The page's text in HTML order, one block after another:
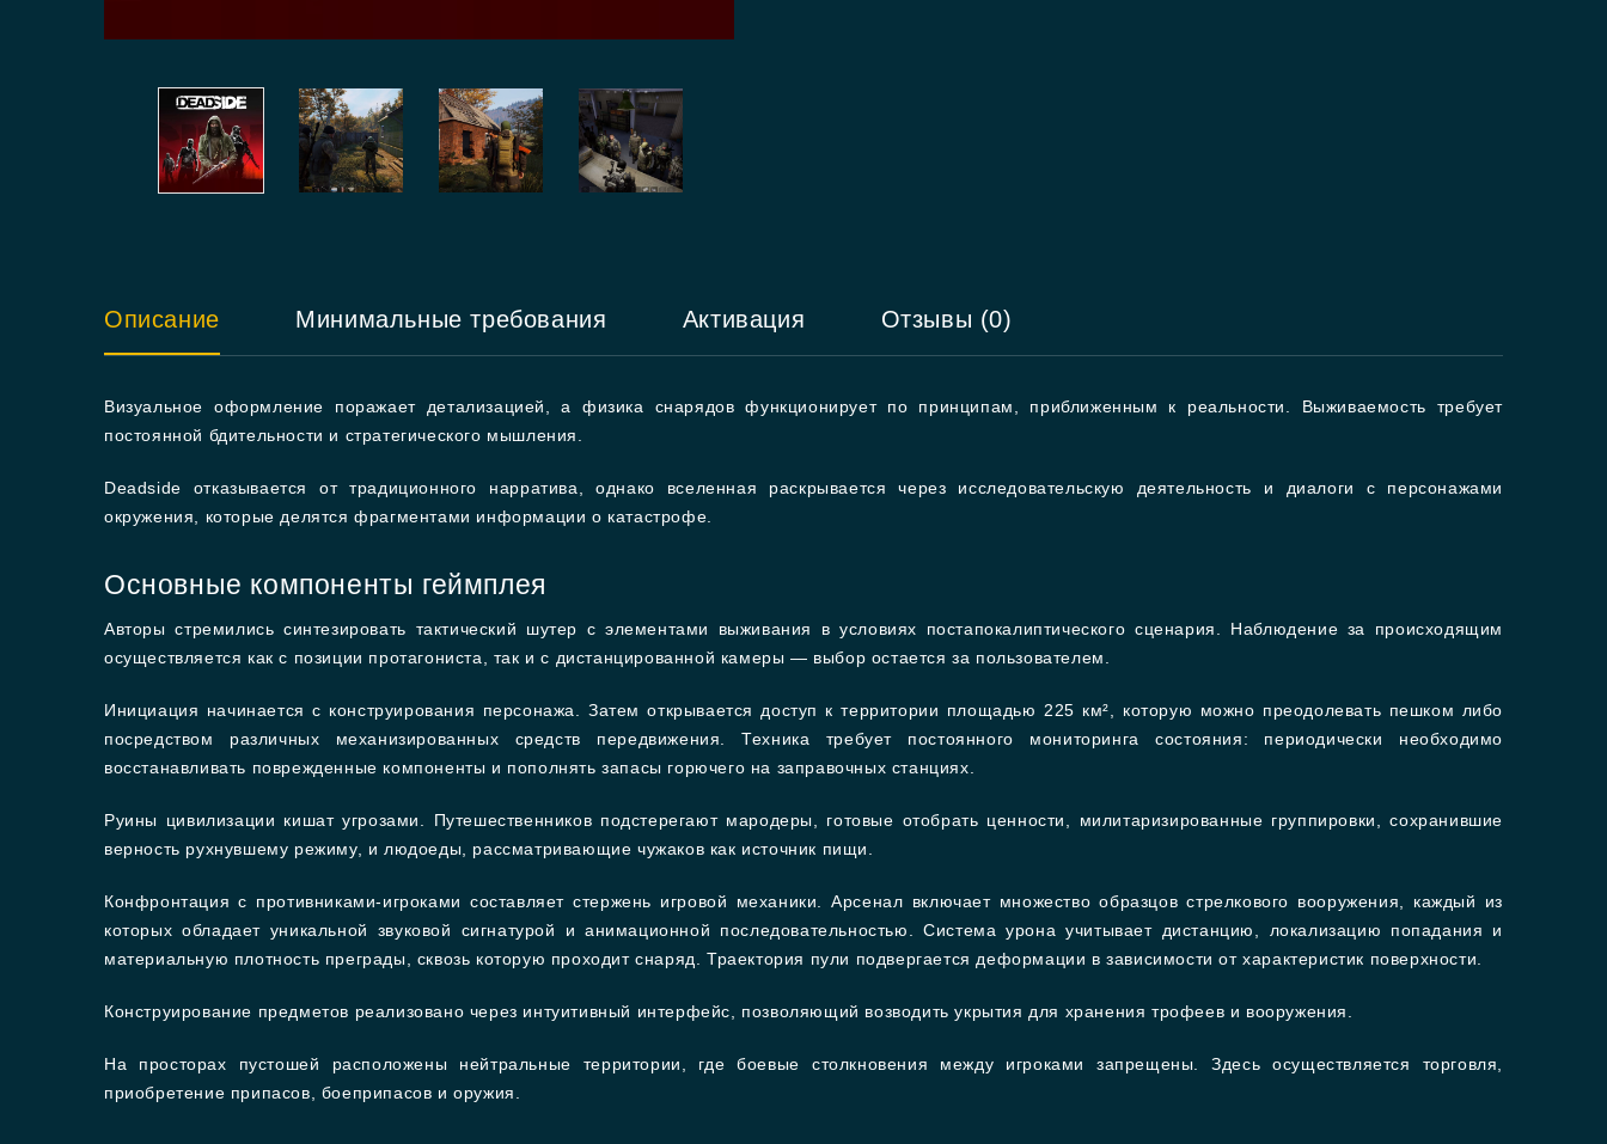
Описание Минимальные требования Активация Отзывы (0)
Визуальное оформление поражает детализацией, а физика снарядов функционирует по принципам, приближенным к реальности. Выживаемость требует
постоянной бдительности и стратегического мышления.
Deadside отказывается от традиционного нарратива, однако вселенная раскрывается через исследовательскую деятельность и диалоги с персонажами
окружения, которые делятся фрагментами информации о катастрофе.
Основные компоненты геймплея
Авторы стремились синтезировать тактический шутер с элементами выживания в условиях постапокалиптического сценария. Наблюдение за происходящим
осуществляется как с позиции протагониста, так и с дистанцированной камеры — выбор остается за пользователем.
Инициация начинается с конструирования персонажа. Затем открывается доступ к территории площадью 225 км², которую можно преодолевать пешком либо
посредством различных механизированных средств передвижения. Техника требует постоянного мониторинга состояния: периодически необходимо
восстанавливать поврежденные компоненты и пополнять запасы горючего на заправочных станциях.
Руины цивилизации кишат угрозами. Путешественников подстерегают мародеры, готовые отобрать ценности, милитаризированные группировки, сохранившие
верность рухнувшему режиму, и людоеды, рассматривающие чужаков как источник пищи.
Конфронтация с противниками-игроками составляет стержень игровой механики. Арсенал включает множество образцов стрелкового вооружения, каждый из
которых обладает уникальной звуковой сигнатурой и анимационной последовательностью. Система урона учитывает дистанцию, локализацию попадания и
материальную плотность преграды, сквозь которую проходит снаряд. Траектория пули подвергается деформации в зависимости от характеристик поверхности.
Конструирование предметов реализовано через интуитивный интерфейс, позволяющий возводить укрытия для хранения трофеев и вооружения.
На просторах пустошей расположены нейтральные территории, где боевые столкновения между игроками запрещены. Здесь осуществляется торговля,
приобретение припасов, боеприпасов и оружия.